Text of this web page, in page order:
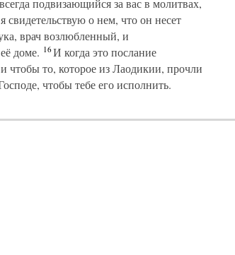
подвизающийся за вас в молитвах,
свидетельствую о нем, что он несет
врач возлюбленный, и
доме. 16И когда это послание
чтобы то, которое из Лаодикии, прочли
чтобы тебе его исполнить.